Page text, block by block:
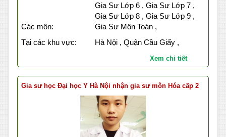
Gia Sư Lớp 6 , Gia Sư Lớp 7 ,
Gia Sư Lớp 8 , Gia Sư Lớp 9 ,
Các môn:
Gia Sư Môn Toán ,
Tại các khu vực:
Hà Nội , Quận Cầu Giấy ,
Xem chi tiết
Gia sư học Đại học Y Hà Nội nhận gia sư môn Hóa cấp 2